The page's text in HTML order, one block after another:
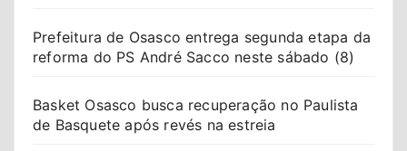
Prefeitura de Osasco entrega segunda etapa da
reforma do PS André Sacco neste sábado (8)
Basket Osasco busca recuperação no Paulista
de Basquete após revés na estreia